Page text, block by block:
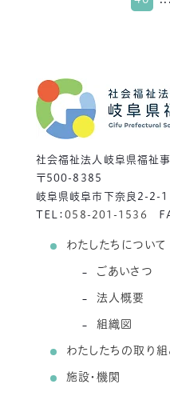
社会福祉法人岐阜県福祉
〒500-8385
岐阜県岐阜市下奈良2-2-1
TEL：058-201-1536
わたしたちについて
ごあいさつ
法人概要
組織図
わたしたちの取り組
施設・機関